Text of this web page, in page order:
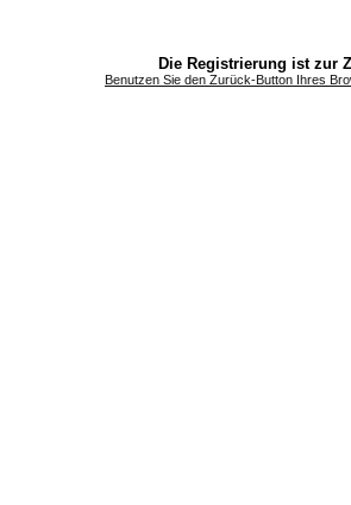
Die Registrierung ist zur
Benutzen Sie den Zurück-Button Ihres